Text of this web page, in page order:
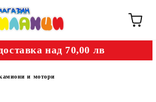
над 70,00 лв
и мотори